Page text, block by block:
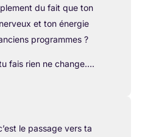
du fait que ton
et ton énergie
programmes ?
fais rien ne change….
le passage vers ta